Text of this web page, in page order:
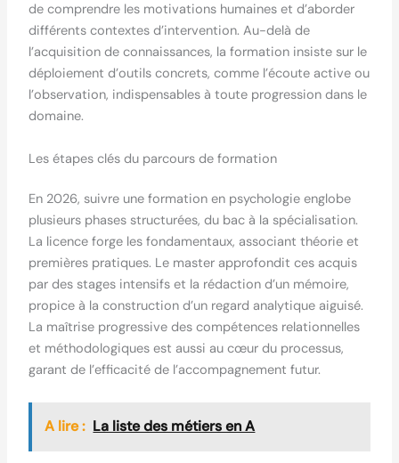
de comprendre les motivations humaines et d’aborder
différents contextes d’intervention. Au-delà de
l’acquisition de connaissances, la formation insiste sur le
déploiement d’outils concrets, comme l’écoute active ou
l’observation, indispensables à toute progression dans le
domaine.
Les étapes clés du parcours de formation
En 2026, suivre une formation en psychologie englobe
plusieurs phases structurées, du bac à la spécialisation.
La licence forge les fondamentaux, associant théorie et
premières pratiques. Le master approfondit ces acquis
par des stages intensifs et la rédaction d’un mémoire,
propice à la construction d’un regard analytique aiguisé.
La maîtrise progressive des compétences relationnelles
et méthodologiques est aussi au cœur du processus,
garant de l’efficacité de l’accompagnement futur.
A lire : La liste des métiers en A